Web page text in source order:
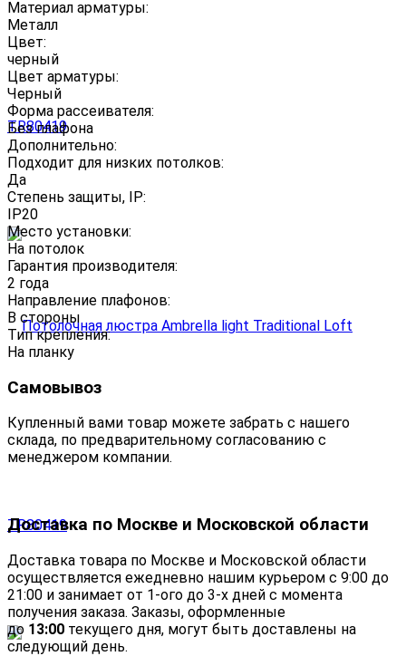
Материал арматуры:
Металл
Цвет:
черный
Цвет арматуры:
Черный
Форма рассеивателя:
Без плафона
Дополнительно:
Подходит для низких потолков:
Да
Степень защиты, IP:
IP20
Место установки:
На потолок
Гарантия производителя:
2 года
Направление плафонов:
В стороны
Тип крепления:
На планку
Самовывоз
Купленный вами товар можете забрать с нашего
склада, по предварительному согласованию с
менеджером компании.
Доставка по Москве и Московской области
Доставка товара по Москве и Московской области
осуществляется ежедневно нашим курьером с 9:00 до
21:00 и занимает от 1-ого до 3-х дней с момента
получения заказа. Заказы, оформленные
до 13:00 текущего дня, могут быть доставлены на
следующий день.